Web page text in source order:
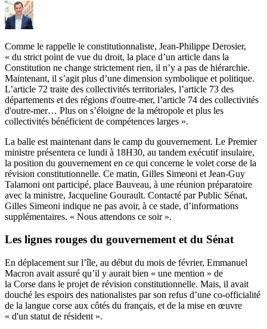
Comme le rappelle le constitutionnaliste, Jean-Philippe Derosier,
« du strict point de vue du droit, la place d’un article dans la
Constitution ne change strictement rien, il n’y a pas de hiérarchie.
Maintenant, il s’agit plus d’une dimension symbolique et politique.
L’article 72 traite des collectivités territoriales, l’article 73 des
départements et des régions d'outre-mer, l’article 74 des collectivités
d'outre-mer… Plus on s’éloigne de la métropole et plus les
collectivités bénéficient de compétences larges ».
La balle est maintenant dans le camp du gouvernement. Le Premier
ministre présentera ce lundi à 18H30, au tandem exécutif insulaire,
la position du gouvernement en ce qui concerne le volet corse de la
révision constitutionnelle. Ce matin, Gilles Simeoni et Jean-Guy
Talamoni ont participé, place Bauveau, à une réunion préparatoire
avec la ministre, Jacqueline Gourault. Contacté par Public Sénat,
Gilles Simeoni indique ne pas avoir, à ce stade, d’informations
supplémentaires. « Nous attendons ce soir ».
Les lignes rouges du gouvernement et du Sénat
En déplacement sur l’île, au début du mois de février, Emmanuel
Macron avait assuré qu’il y aurait bien « une mention » de
la Corse dans le projet de révision constitutionnelle. Mais, il avait
douché les espoirs des nationalistes par son refus d’une co-officialité
de la langue corse aux côtés du français, et de la mise en œuvre
« d'un statut de résident ».